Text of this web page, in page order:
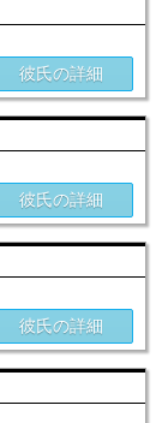
彼氏の詳細
彼氏の詳細
彼氏の詳細